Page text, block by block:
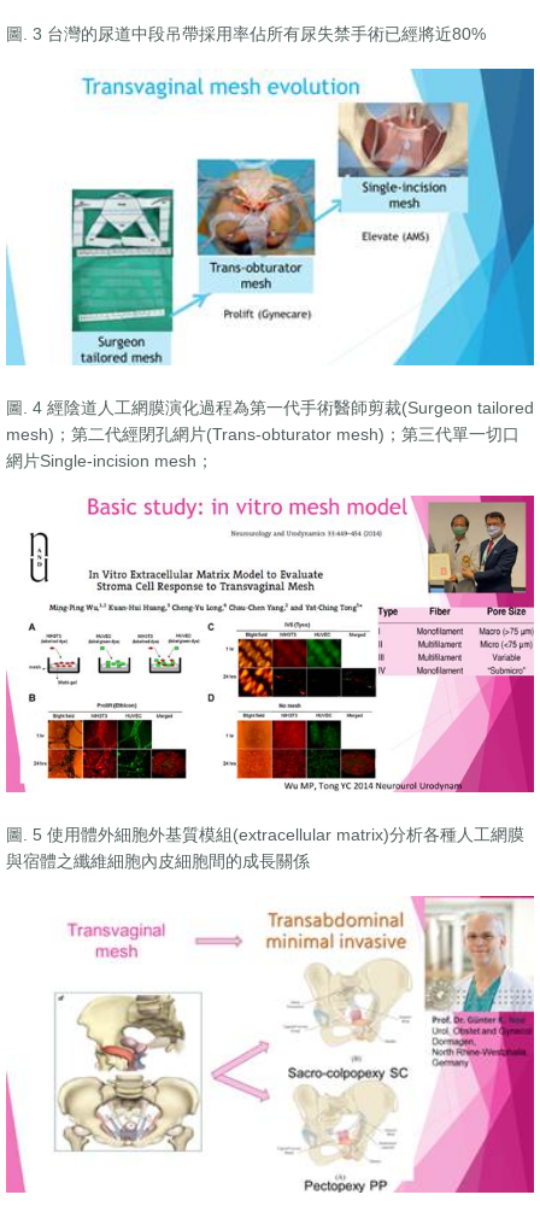
圖. 3 台灣的尿道中段吊帶採用率佔所有尿失禁手術已經將近80%
圖. 4 經陰道人工網膜演化過程為第一代手術醫師剪裁(Surgeon tailored
mesh)；第二代經閉孔網片(Trans-obturator mesh)；第三代單一切口
網片Single-incision mesh；
圖. 5 使用體外細胞外基質模組(extracellular matrix)分析各種人工網膜
與宿體之纖維細胞內皮細胞間的成長關係